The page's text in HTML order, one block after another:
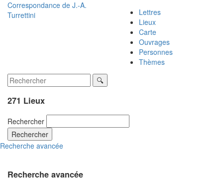
Correspondance de J.-A.
Turrettini
Lettres
Lieux
Carte
Ouvrages
Personnes
Thèmes
271 Lieux
Rechercher
Rechercher
Recherche avancée
Recherche avancée